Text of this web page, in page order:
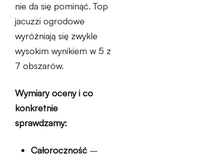
nie da się pominąć. Top
jacuzzi ogrodowe
wyróżniają się zwykle
wysokim wynikiem w 5 z
7 obszarów.
Wymiary oceny i co
konkretnie
sprawdzamy:
Całoroczność –